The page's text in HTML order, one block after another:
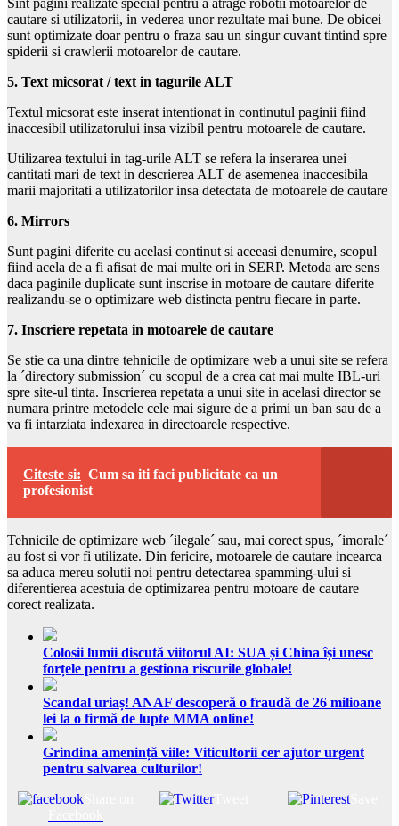
cautare si utilizatorii, in vederea unor rezultate mai bune. De obicei
sunt optimizate doar pentru o fraza sau un singur cuvant tintind spre
spiderii si crawlerii motoarelor de cautare.
5. Text micsorat / text in tagurile ALT
Textul micsorat este inserat intentionat in continutul paginii fiind
inaccesibil utilizatorului insa vizibil pentru motoarele de cautare.
Utilizarea textului in tag-urile ALT se refera la inserarea unei
cantitati mari de text in descrierea ALT de asemenea inaccesibila
marii majoritati a utilizatorilor insa detectata de motoarele de cautare
6. Mirrors
Sunt pagini diferite cu acelasi continut si aceeasi denumire, scopul
fiind acela de a fi afisat de mai multe ori in SERP. Metoda are sens
daca paginile duplicate sunt inscrise in motoare de cautare diferite
realizandu-se o optimizare web distincta pentru fiecare in parte.
7. Inscriere repetata in motoarele de cautare
Se stie ca una dintre tehnicile de optimizare web a unui site se refera
la ´directory submission´ cu scopul de a crea cat mai multe IBL-uri
spre site-ul tinta. Inscrierea repetata a unui site in acelasi director se
numara printre metodele cele mai sigure de a primi un ban sau de a
va fi intarziata indexarea in directoarele respective.
Citeste si: Cum sa iti faci publicitate ca un
profesionist
Tehnicile de optimizare web ´ilegale´ sau, mai corect spus, ´imorale´
au fost si vor fi utilizate. Din fericire, motoarele de cautare incearca
sa aduca mereu solutii noi pentru detectarea spamming-ului si
diferentierea acestuia de optimizarea pentru motoare de cautare
corect realizata.
Colosii lumii discută viitorul AI: SUA și China își unesc
forțele pentru a gestiona riscurile globale!
Scandal uriaș! ANAF descoperă o fraudă de 26 milioane
lei la o firmă de lupte MMA online!
Grindina amenință viile: Viticultorii cer ajutor urgent
pentru salvarea culturilor!
Tweet Save